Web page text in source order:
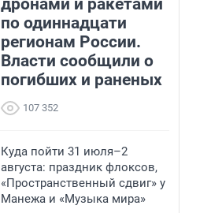
дронами и ракетами
по одиннадцати
регионам России.
Власти сообщили о
погибших и раненых
107 352
Куда пойти 31 июля–2
августа: праздник флоксов,
«Пространственный сдвиг» у
Манежа и «Музыка мира»